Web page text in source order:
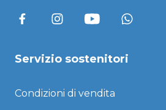
Servizio sostenitori
Condizioni di vendita